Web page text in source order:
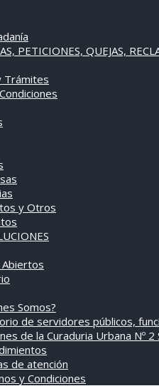
PETICIONES, QUEJAS,
Trámites
y Otros
Somos?
de servidores públicos,
de la Curaduria Urbana Nº
de atención
y Condiciones